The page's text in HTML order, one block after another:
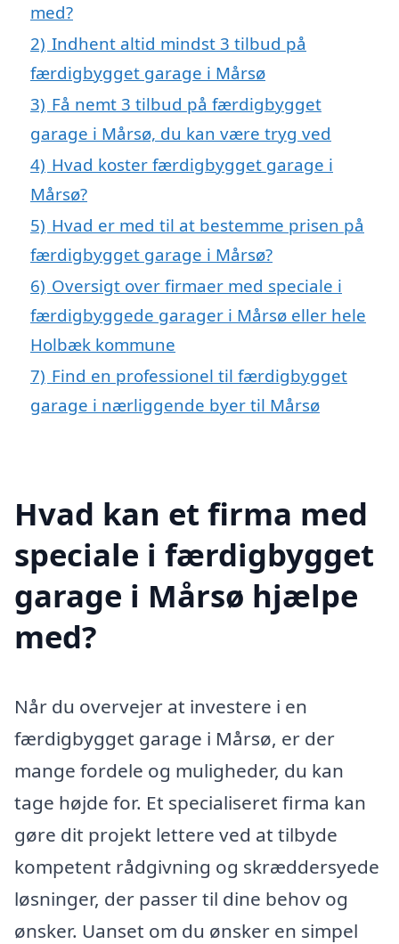
med?
2) Indhent altid mindst 3 tilbud på
færdigbygget garage i Mårsø
3) Få nemt 3 tilbud på færdigbygget
garage i Mårsø, du kan være tryg ved
4) Hvad koster færdigbygget garage i
Mårsø?
5) Hvad er med til at bestemme prisen på
færdigbygget garage i Mårsø?
6) Oversigt over firmaer med speciale i
færdigbyggede garager i Mårsø eller hele
Holbæk kommune
7) Find en professionel til færdigbygget
garage i nærliggende byer til Mårsø
Hvad kan et firma med
speciale i færdigbygget
garage i Mårsø hjælpe
med?
Når du overvejer at investere i en
færdigbygget garage i Mårsø, er der
mange fordele og muligheder, du kan
tage højde for. Et specialiseret firma kan
gøre dit projekt lettere ved at tilbyde
kompetent rådgivning og skræddersyede
løsninger, der passer til dine behov og
ønsker. Uanset om du ønsker en simpel